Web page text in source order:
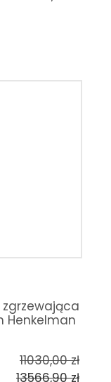
Henkelman
11030,00zł
13566,90zł